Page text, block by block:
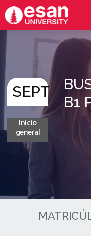
SEPT
Inicio
general
B1